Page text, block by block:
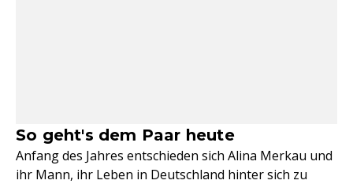
So geht's dem Paar heute
Anfang des Jahres entschieden sich Alina Merkau und
ihr Mann, ihr Leben in Deutschland hinter sich zu